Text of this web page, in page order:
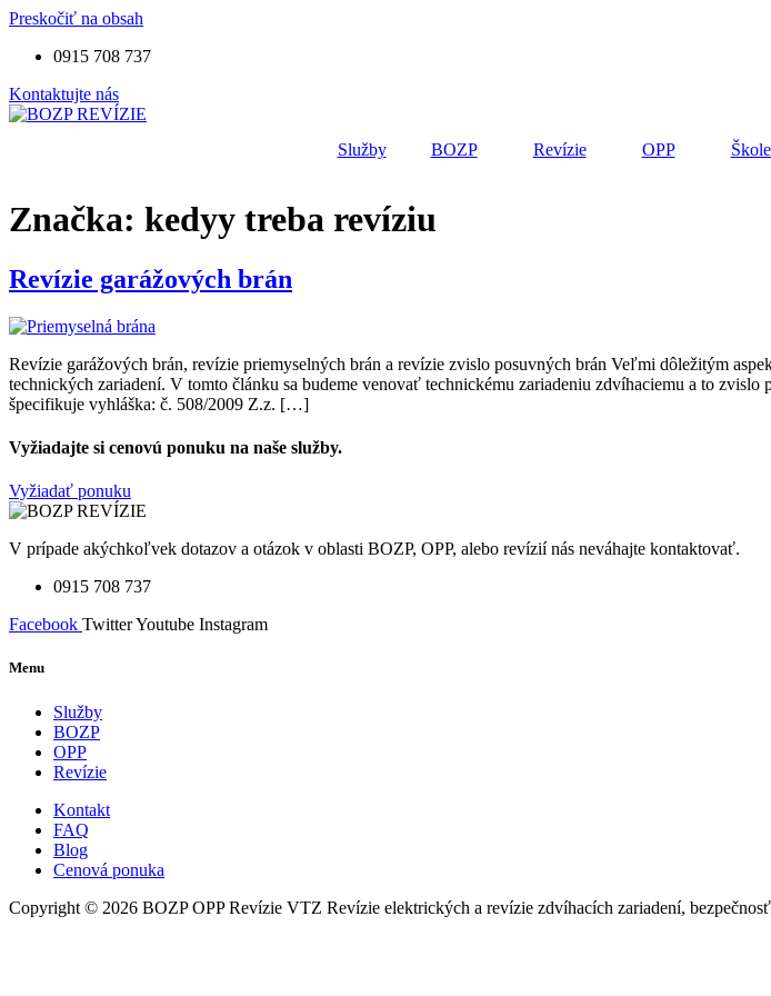
Preskočiť na obsah
0915 708 737
Kontaktujte nás
Služby BOZP Revízie OPP
Značka: kedyy treba revíziu
Revízie garážových brán
Revízie garážových brán, revízie priemyselných brán a revízie zvislo posuvných brán Veľmi dôležitým
technických zariadení. V tomto článku sa budeme venovať technickému zariadeniu zdvíhaciemu a to
špecifikuje vyhláška: č. 508/2009 Z.z. […]
Vyžiadajte si cenovú ponuku na naše služby.
Vyžiadať ponuku
V prípade akýchkoľvek dotazov a otázok v oblasti BOZP, OPP, alebo revízií nás neváhajte kontaktovať.
0915 708 737
Facebook TwitterYoutube Instagram
Menu
Služby
BOZP
OPP
Revízie
Kontakt
FAQ
Blog
Cenová ponuka
Copyright © 2026 BOZP OPP Revízie VTZ Revízie elektrických a revízie zdvíhacích zariadení,